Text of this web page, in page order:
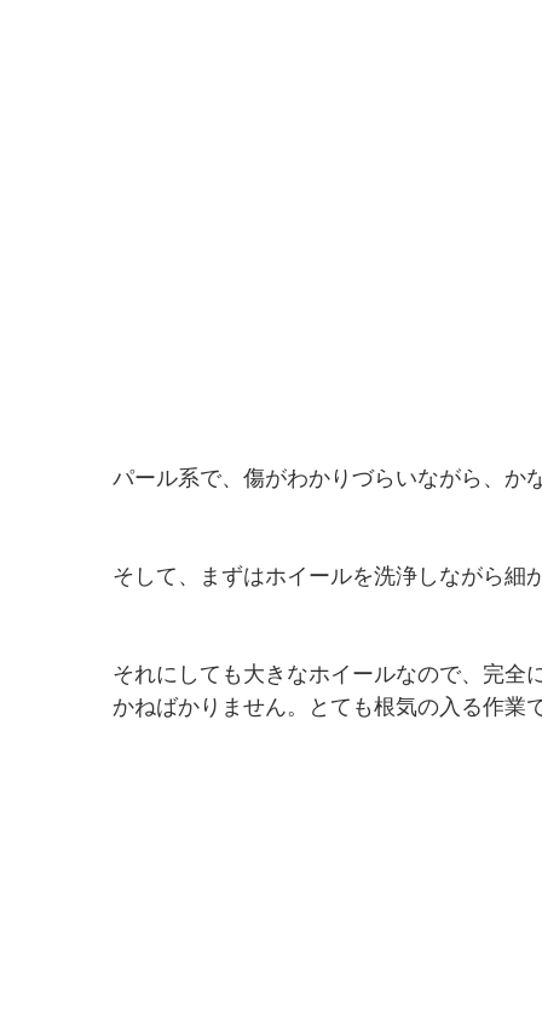
パール系で、傷がわかりづらいながら、か
そして、まずはホイールを洗浄しながら細
それにしても大きなホイールなので、完全
かねばかりません。とても根気の入る作業